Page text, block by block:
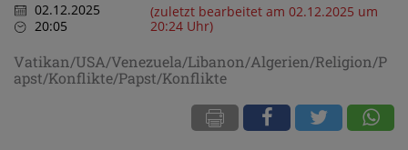
02.12.2025
20:05
(zuletzt bearbeitet am 02.12.2025 um
20:24 Uhr)
Vatikan/USA/Venezuela/Libanon/Algerien/Religion/P
apst/Konflikte/Papst/Konflikte